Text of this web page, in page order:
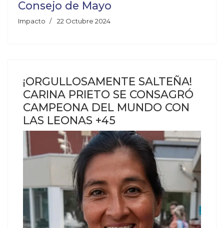
Consejo de Mayo
Impacto 22 Octubre 2024
¡ORGULLOSAMENTE SALTEÑA!
CARINA PRIETO SE CONSAGRÓ
CAMPEONA DEL MUNDO CON
LAS LEONAS +45